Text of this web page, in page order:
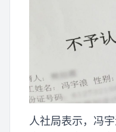
人社局表示，冯